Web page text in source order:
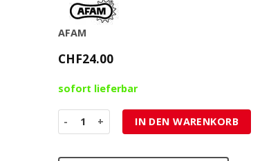
AFAM
CHF24.00
sofort lieferbar
Ritzel Yamaha 530/14Z Menge
IN DEN WARENKORB